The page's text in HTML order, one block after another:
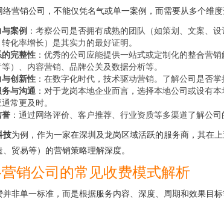
营销公司，不能仅凭名气或单一案例，而需要从多个维度
案例 ：考察公司是否拥有成熟的团队（如策划、文案、
化率增长）是其实力的最好证明。
完整性 ：优秀的公司应能提供一站式或定制化的整合营
）、内容营销、品牌公关及数据分析等。
创新性 ：在数字化时代，技术驱动营销。了解公司是否
与沟通 ：对于龙岗本地企业而言，选择本地公司或设有
常更及时。
誉 ：通过网络评价、客户推荐、行业资质等多渠道了解公
技为例，作为一家在深圳及龙岗区域活跃的服务商，其在
、贸易等）的营销策略理解深度。
销公司的常见收费模式解析
并非单一标准，而是根据服务内容、深度、周期和效果目